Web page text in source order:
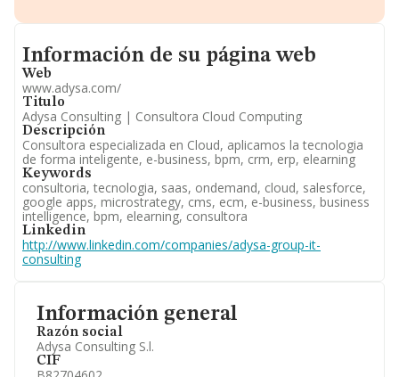
Información general
Razón social
Adysa Consulting S.l.
CIF
Información oficial y registral complementaria.
Informacion de su página web
Información de su página web
Web
www.adysa.com/
Titulo
Adysa Consulting | Consultora Cloud Computing
Descripción
Consultora especializada en Cloud, aplicamos la tecnologia
de forma inteligente, e-business, bpm, crm, erp, elearning
Keywords
consultoria, tecnologia, saas, ondemand, cloud, salesforce,
google apps, microstrategy, cms, ecm, e-business, business
intelligence, bpm, elearning, consultora
Linkedin
http://www.linkedin.com/companies/adysa-group-it-
consulting